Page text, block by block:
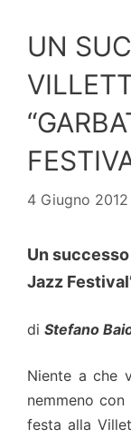
UN
4 Giugno 2012
Un
Jazz
di Stefano
Niente a che
nemmeno
festa alla